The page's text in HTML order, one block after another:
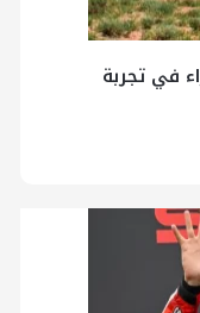
في تجربة